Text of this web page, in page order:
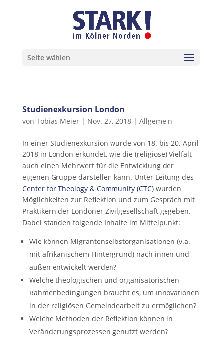
Seite wählen
Studienexkursion London
von Tobias Meier| Nov. 27, 2018| Allgemein
In einer Studienexkursion wurde von 18. bis 20. April
2018 in London erkundet, wie die (religiöse) Vielfalt
auch einen Mehrwert für die Entwicklung der
eigenen Gruppe darstellen kann. Unter Leitung des
Center for Theology & Community (CTC)wurden
Möglichkeiten zur Reflektion und zum Gespräch mit
Praktikern der Londoner Zivilgesellschaft gegeben.
Dabei standen folgende Inhalte im Mittelpunkt:
Wie können Migrantenselbstorganisationen (v.a.
mit afrikanischem Hintergrund) nach innen und
außen entwickelt werden?
Welche theologischen und organisatorischen
Rahmenbedingungen braucht es, um Innovationen
in der religiösen Gemeindearbeit zu ermöglichen?
Welche Methoden der Reflektion können in
Veränderungsprozessen genutzt werden?